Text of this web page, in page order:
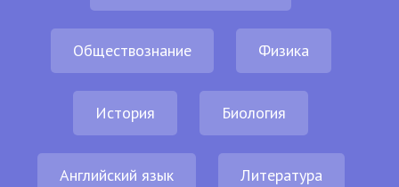
Обществознание Физика
История Биология
Английский язык Литература